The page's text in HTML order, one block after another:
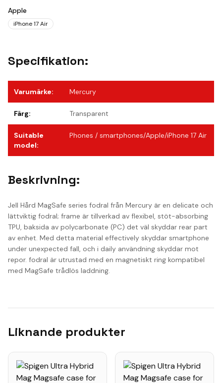
Apple
iPhone 17 Air
Specifikation:
Varumärke: Mercury
Färg: Transparent
Suitable
model:
Phones / smartphones/Apple/iPhone 17 Air
Beskrivning:
Jell Hård MagSafe series fodral från Mercury är en delicate och
lättviktig fodral; frame är tillverkad av flexibel, stöt-absorbing
TPU, baksida av polycarbonate (PC) det väl skyddar rear part
av enhet. Med detta material effectively skyddar smartphone
under unexpected fall, och i daily användning skyddar mot
repor. fodral är utrustad med en magnetiskt ring kompatibel
med MagSafe trådlös laddning.
Liknande produkter